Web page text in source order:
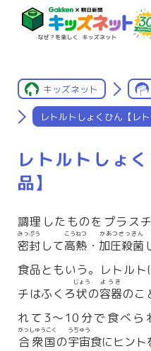
キッズネット
レトルトしょくひん【レト
レトルトしょ
品】
調理したものをプラス
密封
みっぷう
して高熱
こうねつ
・ 加圧殺菌
かあつさっきん
食品ともいう。レトルト
チはふくろ状
じょう
の容器
ようき
のこ
れて3〜10分で食べら
合衆国
がっしゅうこく
の宇宙
うちゅう
食にヒント